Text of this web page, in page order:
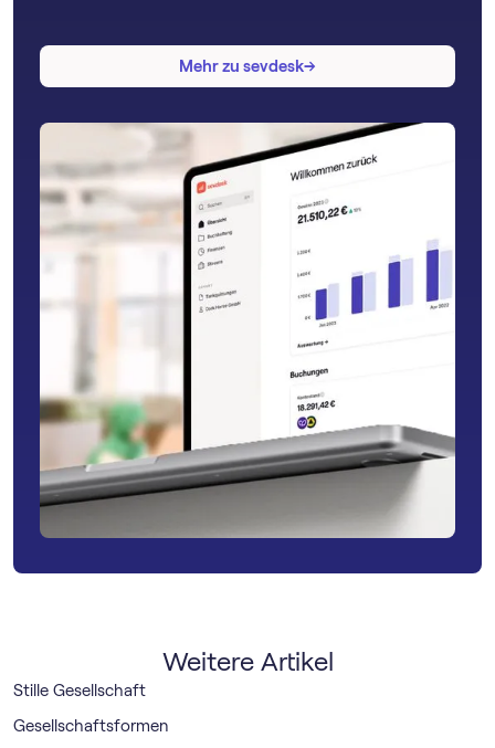
Mehr zu sevdesk→
→
Weitere Artikel
Stille Gesellschaft
Gesellschaftsformen